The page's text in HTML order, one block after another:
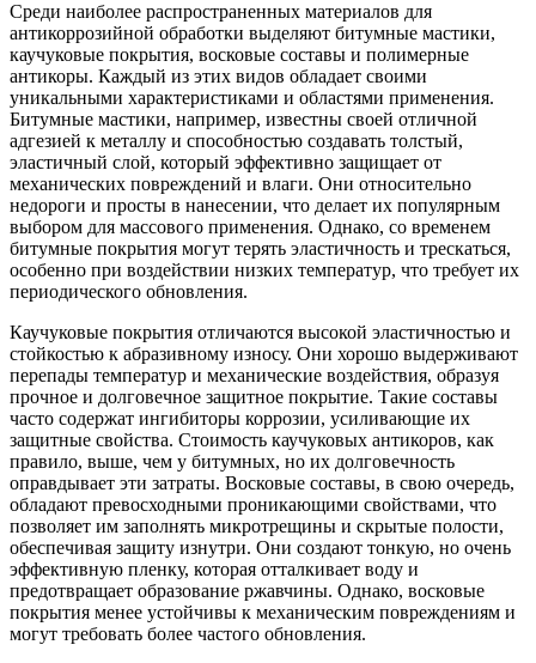
Среди наиболее распространенных материалов для
антикоррозийной обработки выделяют битумные мастики,
каучуковые покрытия, восковые составы и полимерные
антикоры. Каждый из этих видов обладает своими
уникальными характеристиками и областями применения.
Битумные мастики, например, известны своей отличной
адгезией к металлу и способностью создавать толстый,
эластичный слой, который эффективно защищает от
механических повреждений и влаги. Они относительно
недороги и просты в нанесении, что делает их популярным
выбором для массового применения. Однако, со временем
битумные покрытия могут терять эластичность и трескаться,
особенно при воздействии низких температур, что требует их
периодического обновления.
Каучуковые покрытия отличаются высокой эластичностью и
стойкостью к абразивному износу. Они хорошо выдерживают
перепады температур и механические воздействия, образуя
прочное и долговечное защитное покрытие. Такие составы
часто содержат ингибиторы коррозии, усиливающие их
защитные свойства. Стоимость каучуковых антикоров, как
правило, выше, чем у битумных, но их долговечность
оправдывает эти затраты. Восковые составы, в свою очередь,
обладают превосходными проникающими свойствами, что
позволяет им заполнять микротрещины и скрытые полости,
обеспечивая защиту изнутри. Они создают тонкую, но очень
эффективную пленку, которая отталкивает воду и
предотвращает образование ржавчины. Однако, восковые
покрытия менее устойчивы к механическим повреждениям и
могут требовать более частого обновления.